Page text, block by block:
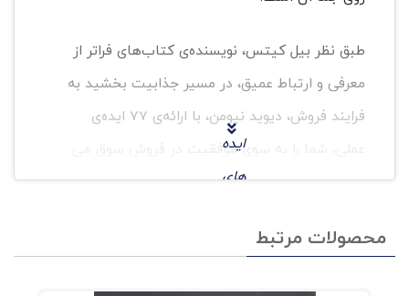
ایده‌
های
طبق نظر بیل کیتس، نویسنده‌ی کتاب‌های فراتر از
معرفی و ارتباط عمیق، در مسیر جذابیت بخشید به
فرایند فروش،‌ دیوید نیومن، با ارائه‌ی 77 ایده‌ی
عملی، شما را به سوی موفقیت در فروش سوق می
دهد.
این ایده‌ها را اجرایی کنید. این کتاب خواندنی و
محصولات مرتبط